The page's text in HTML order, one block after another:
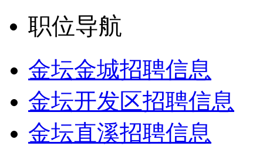
职位导航
金坛金城招聘信息
金坛开发区招聘信息
金坛直溪招聘信息